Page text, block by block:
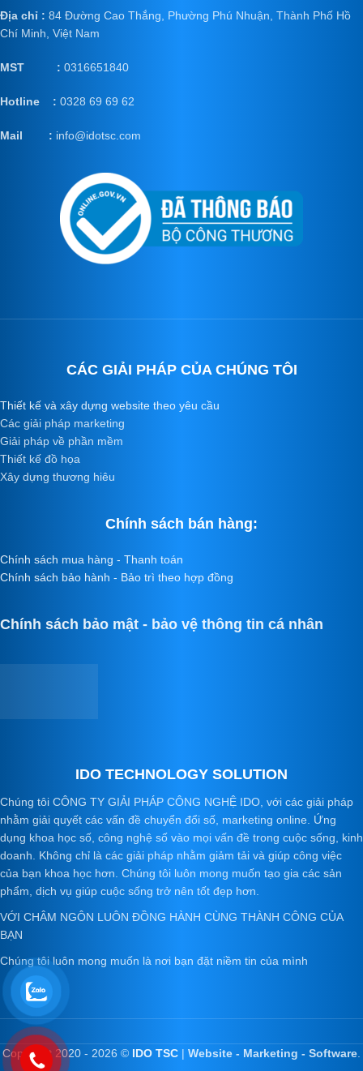
Địa chỉ : 84 Đường Cao Thắng, Phường Phú Nhuận, Thành Phố Hồ
Chí Minh, Việt Nam
MST : 0316651840
Hotline : 0328 69 69 62
Mail : info@idotsc.com
CÁC GIẢI PHÁP CỦA CHÚNG TÔI
Thiết kế và xây dựng website theo yêu cầu
Các giải pháp marketing
Giải pháp về phần mềm
Thiết kế đồ họa
Xây dựng thương hiêu
Chính sách bán hàng:
Chính sách mua hàng - Thanh toán
Chính sách bảo hành - Bảo trì theo hợp đồng
Chính sách bảo mật - bảo vệ thông tin cá nhân
IDO TECHNOLOGY SOLUTION
Chúng tôi CÔNG TY GIẢI PHÁP CÔNG NGHỆ IDO, với các giải pháp
nhằm giải quyết các vấn đề chuyển đổi số, marketing online. Ứng
dụng khoa học số, công nghệ số vào mọi vấn đề trong cuộc sống, kinh
doanh. Không chỉ là các giải pháp nhằm giảm tải và giúp công việc
của bạn khoa học hơn. Chúng tôi luôn mong muốn tạo gia các sản
phẩm, dịch vụ giúp cuộc sống trở nên tốt đẹp hơn.
VỚI CHÂM NGÔN LUÔN ĐỒNG HÀNH CÙNG THÀNH CÔNG CỦA
BẠN
Chúng tôi luôn mong muốn là nơi bạn đặt niềm tin của mình
Copyright 2020 - 2026 © IDO TSC | Website - Marketing - Software